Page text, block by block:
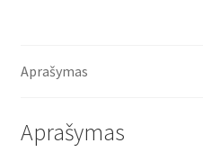
o
r
p
Aprašymas
Aprašymas